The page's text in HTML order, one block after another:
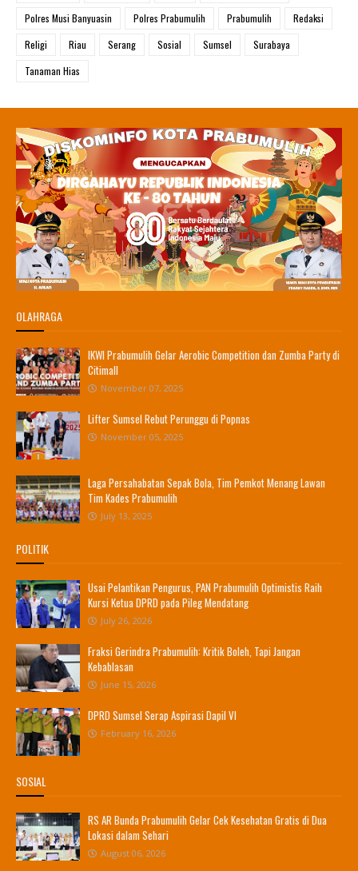
Polres Musi Banyuasin
Polres Prabumulih Prabumulih
Redaksi
Religi
Riau Serang Sosial Sumsel
Surabaya
Tanaman Hias
OLAHRAGA
IKWI Prabumulih Gelar Aerobic Competition dan Zumba Party di
Citimall
November 07, 2025
Lifter Sumsel Rebut Perunggu di Popnas
November 05, 2025
Laga Persahabatan Sepak Bola, Tim Pemkot Menang Lawan
Tim Kades Prabumulih
July 13, 2025
POLITIK
Usai Pelantikan Pengurus, PAN Prabumulih Optimistis Raih
Kursi Ketua DPRD pada Pileg Mendatang
July 26, 2026
Fraksi Gerindra Prabumulih: Kritik Boleh, Tapi Jangan
Kebablasan
June 15, 2026
DPRD Sumsel Serap Aspirasi Dapil VI
February 16, 2026
SOSIAL
RS AR Bunda Prabumulih Gelar Cek Kesehatan Gratis di Dua
Lokasi dalam Sehari
August 06, 2026